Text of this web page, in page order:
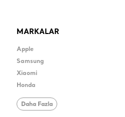
MARKALAR
Apple
Samsung
Xiaomi
Honda
Daha Fazla